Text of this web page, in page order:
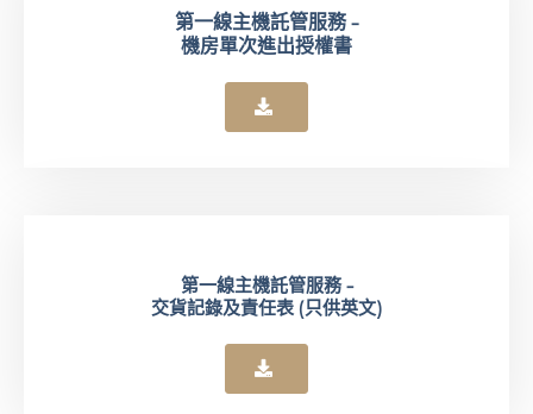
第一線主機託管服務 -
機房單次進出授權書
第一線主機託管服務 -
交貨記錄及責任表 (只供英文)